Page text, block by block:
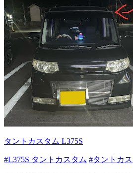
タントカスタム L375S
#L375S タントカスタム #タントカ